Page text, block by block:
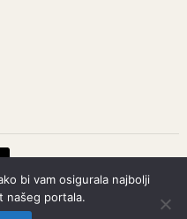
© 2026.
bi vam osigurala najbolji
našeg portala.